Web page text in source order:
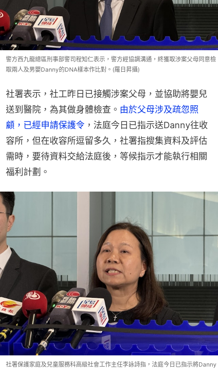
警方西九龍總區刑事部警司程知仁表示，警方經協調溝通，終獲取涉案父母同意檢
取兩人及男嬰Danny的DNA樣本作比對。(羅日昇攝)
社署表示，社工昨日已接觸涉案父母，並協助將嬰兒
送到醫院，為其做身體檢查。 由於父母涉及疏忽照
顧，已經申請保護令 ，法庭今日已指示送Danny往收
容所，但在收容所逗留多久，社署指搜集資料及評估
需時，要待資料交給法庭後，等候指示才能執行相關
福利計劃。
社署保護家庭及兒童服務科高級社會工作主任李詠詩指，法庭今日已指示將Danny